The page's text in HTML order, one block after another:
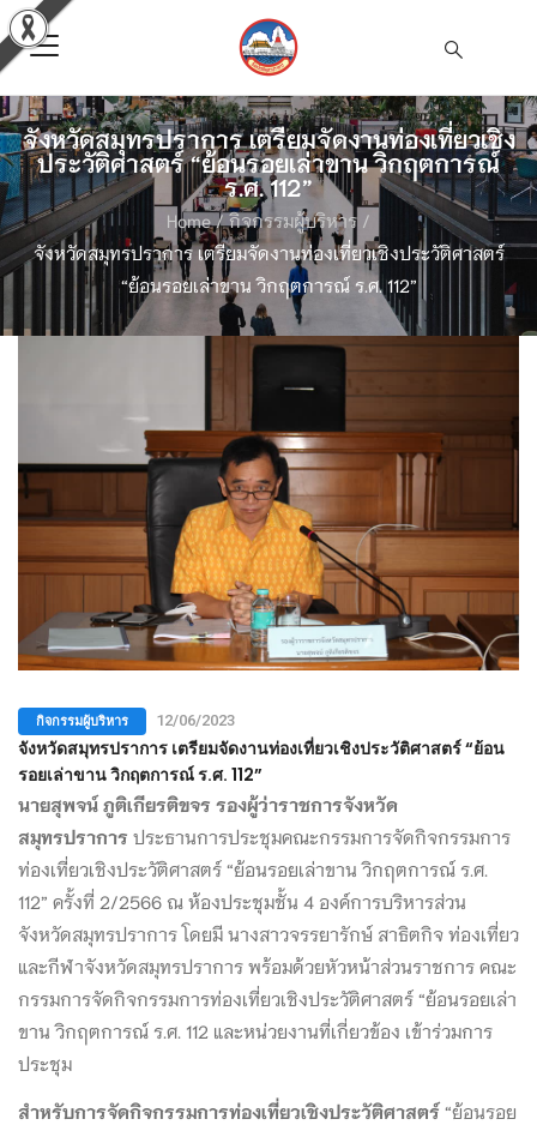
จังหวัดสมุทรปราการ เตรียมจัดงานท่องเที่ยวเชิง
ประวัติศาสตร์ “ย้อนรอยเล่าขาน วิกฤตการณ์
ร.ศ. 112”
Home/ กิจกรรมผู้บริหาร /
จังหวัดสมุทรปราการ เตรียมจัดงานท่องเที่ยวเชิงประวัติศาสตร์
“ย้อนรอยเล่าขาน วิกฤตการณ์ ร.ศ. 112”
กิจกรรมผู้บริหาร 12/06/2023
จังหวัดสมุทรปราการ เตรียมจัดงานท่องเที่ยวเชิงประวัติศาสตร์ “ย้อน
รอยเล่าขาน วิกฤตการณ์ ร.ศ. 112”
นายสุพจน์ ภูติเกียรติขจร รองผู้ว่าราชการจังหวัด
สมุทรปราการ ประธานการประชุมคณะกรรมการจัดกิจกรรมการ
ท่องเที่ยวเชิงประวัติศาสตร์ “ย้อนรอยเล่าขาน วิกฤตการณ์ ร.ศ.
112” ครั้งที่ 2/2566 ณ ห้องประชุมชั้น 4 องค์การบริหารส่วน
จังหวัดสมุทรปราการ โดยมี นางสาวจรรยารักษ์ สาธิตกิจ ท่องเที่ยว
และกีฬาจังหวัดสมุทรปราการ พร้อมด้วยหัวหน้าส่วนราชการ คณะ
กรรมการจัดกิจกรรมการท่องเที่ยวเชิงประวัติศาสตร์ “ย้อนรอยเล่า
ขาน วิกฤตการณ์ ร.ศ. 112 และหน่วยงานที่เกี่ยวข้อง เข้าร่วมการ
ประชุม
สำหรับการจัดกิจกรรมการท่องเที่ยวเชิงประวัติศาสตร์ “ย้อนรอย